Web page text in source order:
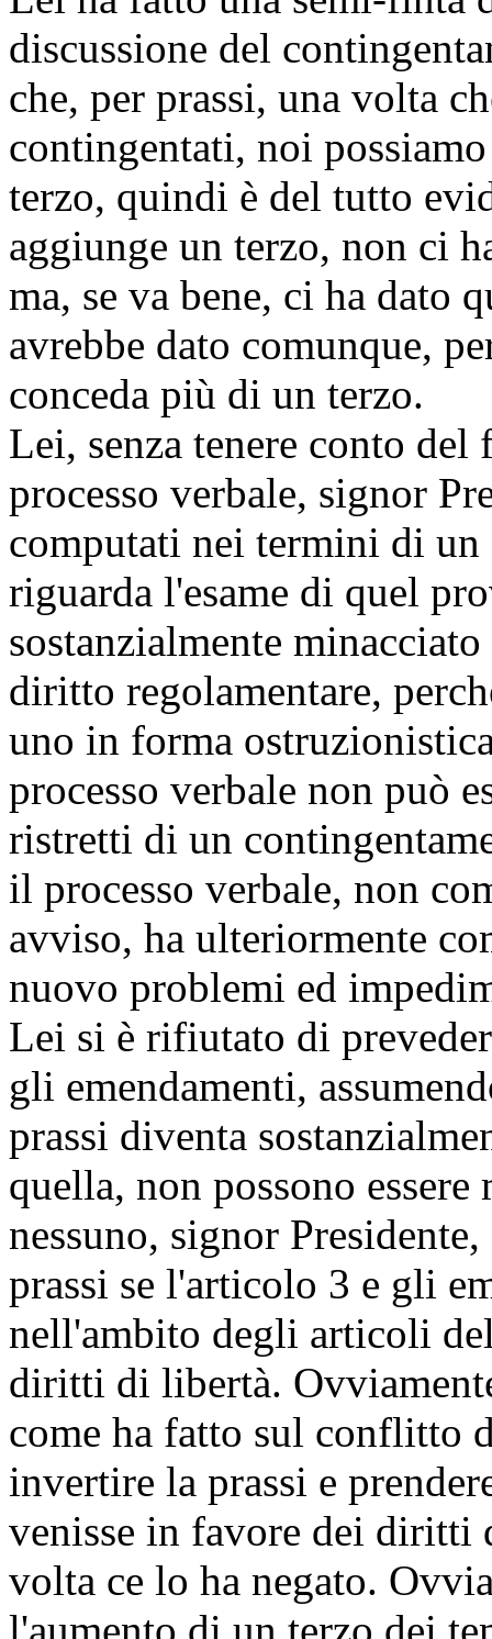
discussione del
che, per prassi, una volta
contingentati, noi
terzo, quindi è del tutto
aggiunge un terzo, non ci
ma, se va bene, ci ha dato
avrebbe dato comunque,
conceda più di un terzo.
Lei, senza tenere conto
processo verbale, signor
computati nei termini di un
riguarda l'esame di quel
sostanzialmente
diritto regolamentare,
uno in forma
processo verbale non può
ristretti di un
il processo verbale, non
avviso, ha ulteriormente
nuovo problemi ed
Lei si è rifiutato di
gli emendamenti,
prassi diventa
quella, non possono
nessuno, signor
prassi se l'articolo 3 e gli
nell'ambito degli articoli
diritti di libertà.
come ha fatto sul conflitto
invertire la prassi e
venisse in favore dei diritti
volta ce lo ha negato.
l'aumento di un terzo dei